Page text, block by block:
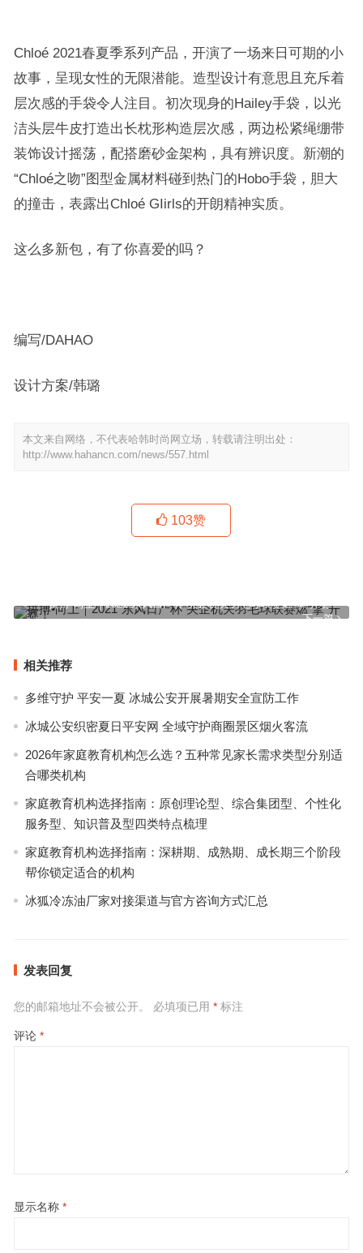
Chloé 2021春夏季系列产品，开演了一场来日可期的小
故事，呈现女性的无限潜能。造型设计有意思且充斥着
层次感的手袋令人注目。初次现身的Hailey手袋，以光
洁头层牛皮打造出长枕形构造层次感，两边松紧绳绷带
装饰设计摇荡，配搭磨砂金架构，具有辨识度。新潮的
“Chloé之吻”图型金属材料碰到热门的Hobo手袋，胆大
的撞击，表露出Chloé GIirls的开朗精神实质。
这么多新包，有了你喜爱的吗？
编写/DAHAO
设计方案/韩璐
本文来自网络，不代表哈韩时尚网立场，转载请注明出处：
http://www.hahancn.com/news/557.html
103赞
下一篇
拼搏•向上｜2021“东风日产杯”央企机关羽毛球联赛燃“擎”开赛！
相关推荐
多维守护 平安一夏 冰城公安开展暑期安全宣防工作
冰城公安织密夏日平安网 全域守护商圈景区烟火客流
2026年家庭教育机构怎么选？五种常见家长需求类型分别适
合哪类机构
家庭教育机构选择指南：原创理论型、综合集团型、个性化
服务型、知识普及型四类特点梳理
家庭教育机构选择指南：深耕期、成熟期、成长期三个阶段
帮你锁定适合的机构
冰狐冷冻油厂家对接渠道与官方咨询方式汇总
发表回复
您的邮箱地址不会被公开。 必填项已用 *标注
评论 *
显示名称 *